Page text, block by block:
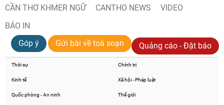
CẦN THƠ KHMER NGỮ CANTHO NEWS
VIDEO
BÁO IN
Góp ý
Gửi bài về toà soạn Quảng cáo - Đặt báo
Thời sự Chính trị
Kinh tế Xã hội - Pháp luật
Quốc phòng - An ninh Thế giới